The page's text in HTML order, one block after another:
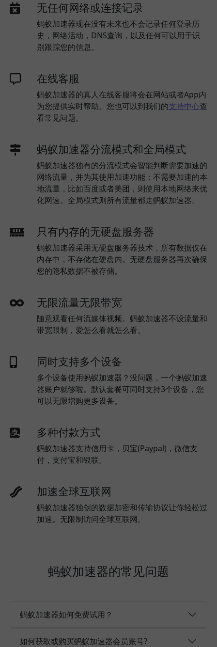
无任何网络或连接记录
蚂蚁加速器现在没有未来也不会记录任何登录历
史，网络活动，DNS查询，以及任何可以用于识
别跟踪您的信息。
在线客服
蚂蚁加速器的真人在线客服将会在网站或者App内
为您提供实时帮助。您也可以到我们的支持中心查
看常见问题。
蚂蚁加速器分流模式和全局模式
蚂蚁加速器独有的分流模式会智能判断需要加速的
网络流量，并为其使用加速功能；不需要加速的本
地流量，比如百度或者美团，则使用本地网络来优
化网速。全局模式则所有流量都走蚂蚁加速器。
只有内存的无硬盘服务器
蚂蚁加速器采用无硬盘服务器技术，所有数据仅在
内存中，不存储在硬盘内。无硬盘服务器再次确保
您的隐私数据不被存储。
无限流量无限带宽
随意观看任何流媒体视频。蚂蚁加速器不设流量和
带宽限制，爱怎么看就怎么看。
同时支持多个设备
多个设备使用蚂蚁加速器？没问题，一个蚂蚁加速
器账户就够啦。默认套餐可同时支持3个设备，您
可以无限增购更多设备。
多种付款方式
蚂蚁加速器支持信用卡，贝宝(Paypal)，微信支
付，支付宝和银联。
加速全球互联网
蚂蚁加速器独创的数据加密和传输协议让你轻松过
加速。无限制访问全球互联网。
蚂蚁加速器的常见问题
蚂蚁加速器如何免费试用？
如何获取或购买蚂蚁加速器会员账号?